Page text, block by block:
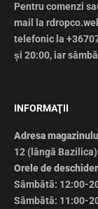
Pentru comenzi
mail la
telefonic la
și 20:00, iar
INFORMAŢII
Adresa
12 (lângă Bazilica)
Orele de
Sâmbătă: 12:00-
Sâmbătă: 11:00-